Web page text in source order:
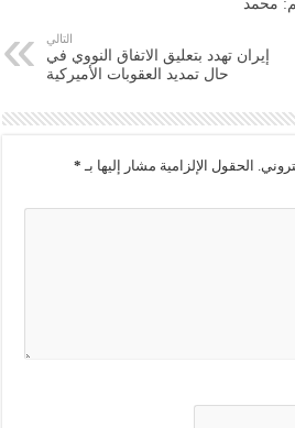
محمد
التالي
إيران تهدد بتعليق الاتفاق النووي في
حال تمديد العقوبات الأميركية
الحقول الإلزامية مشار إليها بـ *